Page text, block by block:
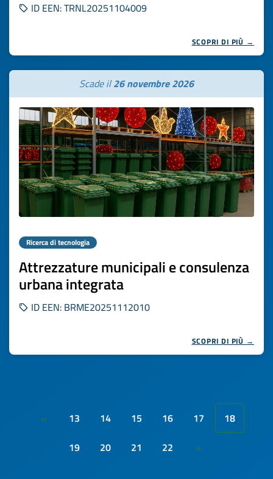
ID EEN: TRNL20251104009
SCOPRI DI PIÙ →
Scade il26 novembre 2026
Ricerca di tecnologia
Attrezzature municipali e consulenza
urbana integrata
ID EEN: BRME20251112010
SCOPRI DI PIÙ →
« 13 14 15 16 17
18
19
20 21 22 »